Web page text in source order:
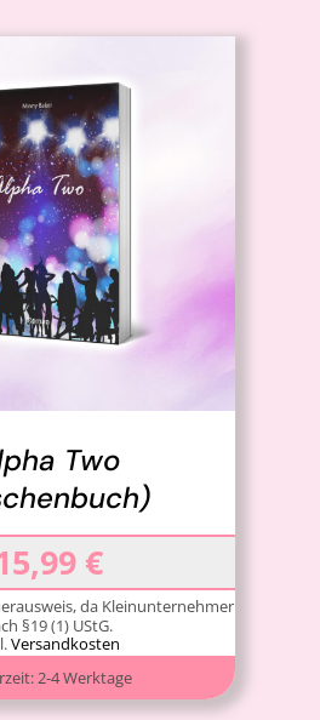
/ DETAILS
Two
€
da Kleinunternehmer
§19 (1) UStG.
Versandkosten
2-4 Werktage